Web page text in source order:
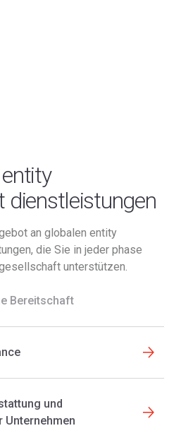
dienstleistungen
an globalen entity
die Sie in jeder phase
unterstützen.
Bereitschaft
und
Unternehmen